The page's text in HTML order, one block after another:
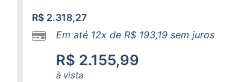
R$ 2.318,27
Em até 12x de R$ 193,19 sem juros
R$ 2.155,99
à vista